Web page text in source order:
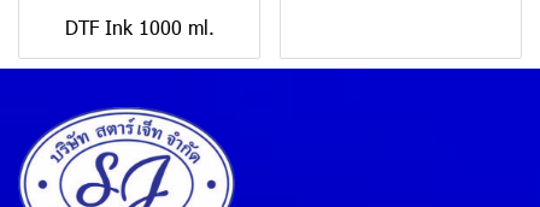
DTF Ink 1000 ml.